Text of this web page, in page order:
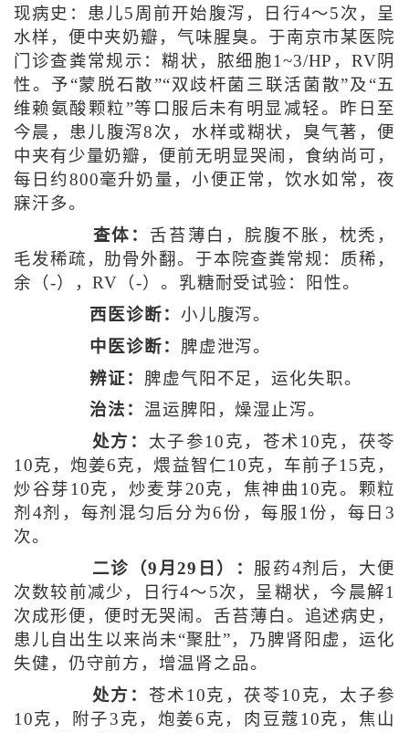
现病史：患儿5周前开始腹泻，日行4～5次，呈
水样，便中夹奶瓣，气味腥臭。于南京市某医院
门诊查粪常规示：糊状，脓细胞1~3/HP，RV阴
性。予“蒙脱石散”“双歧杆菌三联活菌散”及“五
维赖氨酸颗粒”等口服后未有明显减轻。昨日至
今晨，患儿腹泻8次，水样或糊状，臭气著，便
中夹有少量奶瓣，便前无明显哭闹，食纳尚可，
每日约800毫升奶量，小便正常，饮水如常，夜
寐汗多。
查体： 舌苔薄白，脘腹不胀，枕秃，
毛发稀疏，肋骨外翻。于本院查粪常规：质稀，
余（-），RV（-）。乳糖耐受试验：阳性。
西医诊断： 小儿腹泻。
中医诊断： 脾虚泄泻。
辨证： 脾虚气阳不足，运化失职。
治法： 温运脾阳，燥湿止泻。
处方： 太子参10克，苍术10克，茯苓
10克，炮姜6克，煨益智仁10克，车前子15克，
炒谷芽10克，炒麦芽20克，焦神曲10克。颗粒
剂4剂，每剂混匀后分为6份，每服1份，每日3
次。
二诊（9月29日）： 服药4剂后，大便
次数较前减少，日行4～5次，呈糊状，今晨解1
次成形便，便时无哭闹。舌苔薄白。追述病史，
患儿自出生以来尚未“聚肚”，乃脾肾阳虚，运化
失健，仍守前方，增温肾之品。
处方： 苍术10克，茯苓10克，太子参
10克，附子3克，炮姜6克，肉豆蔻10克，焦山